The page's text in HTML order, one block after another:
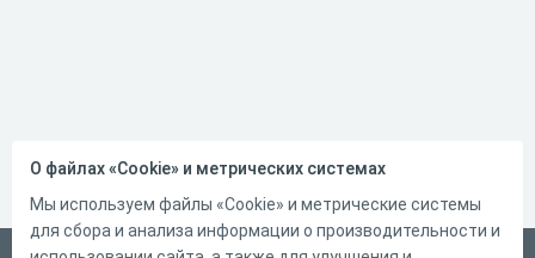
О файлах «Cookie» и метрических системах
Мы используем файлы «Cookie» и метрические системы
для сбора и анализа информации о производительности и